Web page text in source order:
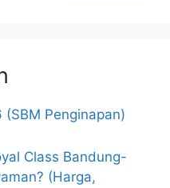
Penginapan)
Class Bandung-
(Harga,